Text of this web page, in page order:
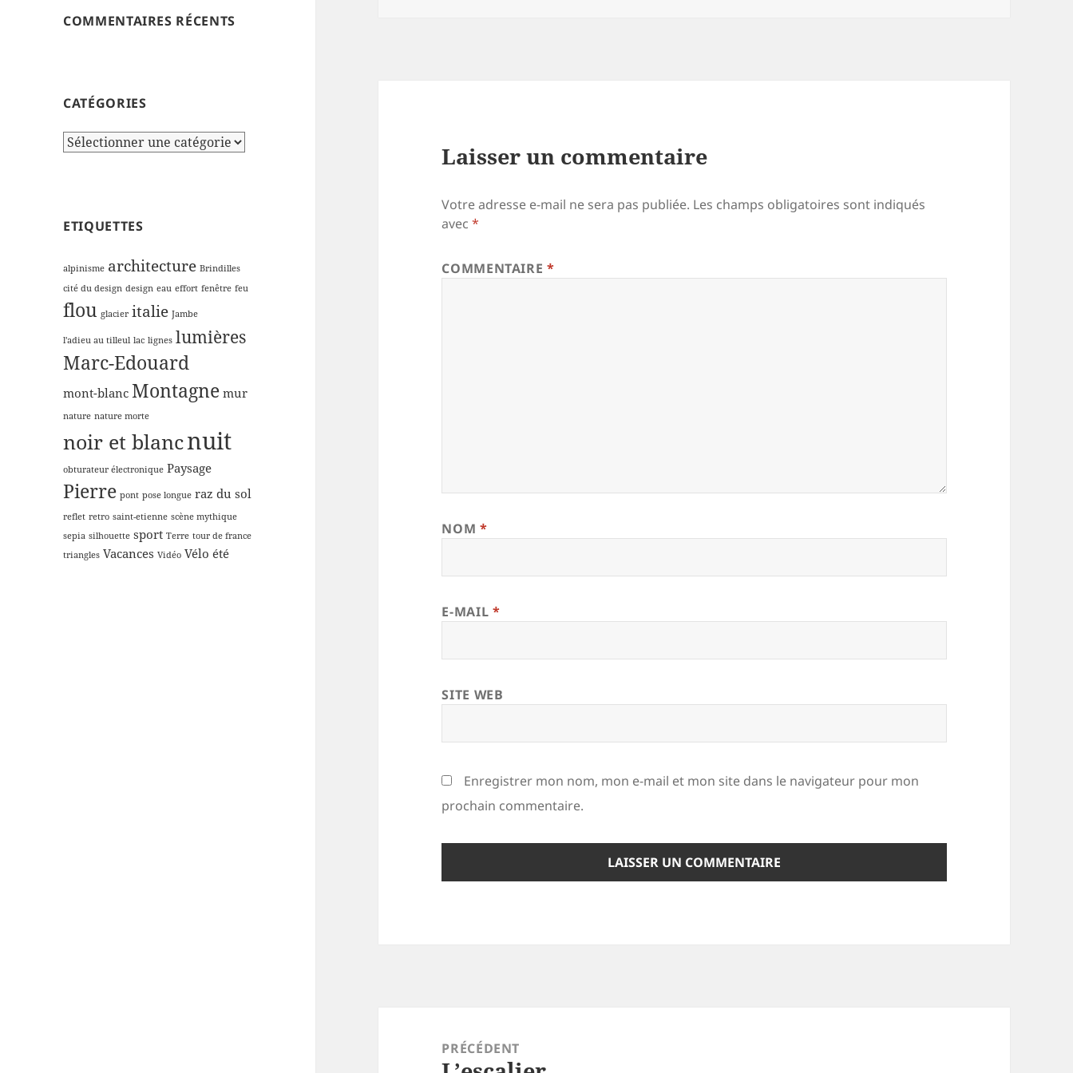
COMMENTAIRES RÉCENTS
CATÉGORIES
Catégories
ETIQUETTES
alpinisme architecture Brindilles
cité du design design eau effort fenêtre feu
flou glacier italie Jambe
l'adieu au tilleul lac lignes lumières
Marc-Edouard
mont-blancMontagnemur
nature nature morte
noir et blancnuit
obturateur électronique Paysage
Pierre pont pose longue raz du sol
reflet retro saint-etienne scène mythique
sepia silhouette sport Terre tour de france
triangles Vacances Vidéo Vélo été
Laisser un commentaire
Votre adresse e-mail ne sera pas publiée. Les champs obligatoires sont indiqués
avec*
COMMENTAIRE*
NOM *
E-MAIL *
SITE WEB
Enregistrer mon nom, mon e-mail et mon site dans le navigateur pour mon
prochain commentaire.
PRÉCÉDENT